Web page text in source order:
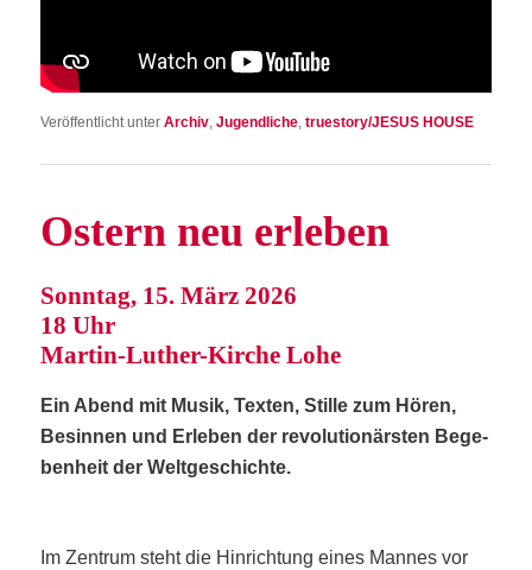
Veröffentlicht unter Archiv,Jugendliche,truestory/JESUS HOUSE
Ostern neu erleben
Sonn­tag, 15. März 2026
18 Uhr
Mar­tin-Luther-Kir­che Lohe
Ein Abend mit Musik, Tex­ten, Stil­le zum Hören,
Besin­nen und Erle­ben der revo­lu­tio­närs­ten Bege­
ben­heit der Weltgeschichte.
Im Zen­trum steht die Hin­rich­tung eines Man­nes vor